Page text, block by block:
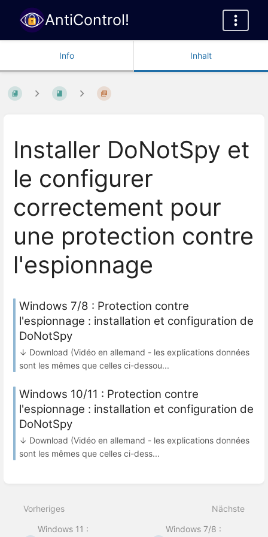
AntiControl!
Info Inhalt
Installer DoNotSpy et
le configurer
correctement pour
une protection contre
l'espionnage
Windows 7/8 : Protection contre
l'espionnage : installation et configuration de
DoNotSpy
↓ Download (Vidéo en allemand - les explications données
sont les mêmes que celles ci-dessou...
Windows 10/11 : Protection contre
l'espionnage : installation et configuration de
DoNotSpy
↓ Download (Vidéo en allemand - les explications données
sont les mêmes que celles ci-dess...
Vorheriges
Windows 11 :
Nächste
Windows 7/8 :